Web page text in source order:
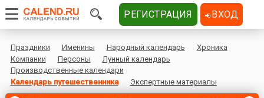
Праздники Именины Народный календарь
Хроника
Компании
Персоны
Лунный календарь
Производственные календари
Календарь путешественника
Экспертные материалы
РЕГИСТРАЦИЯ ВХОД